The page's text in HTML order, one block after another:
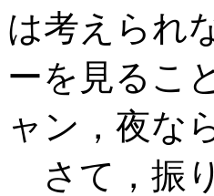
は考えられ
ーを見るこ
ャン，夜な
さて，振